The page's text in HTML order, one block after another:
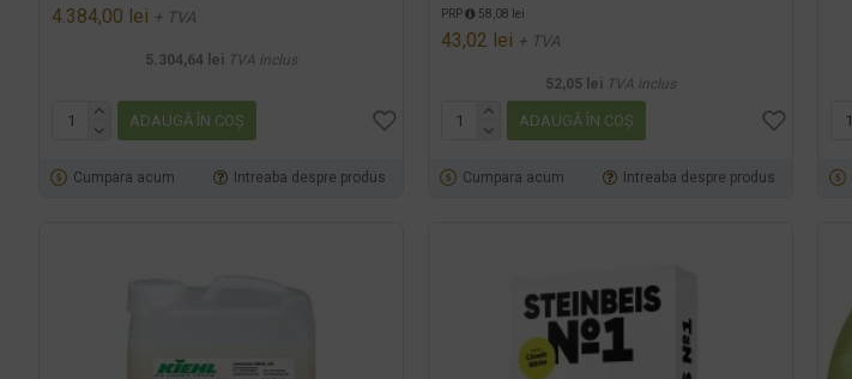
4.384,00 lei + TVA
5.304,64 lei TVA inclus
ADAUGĂ ÎN COŞ
Cumpara acum Intreaba despre produs
PRP 58,08 lei
43,02 lei + TVA
52,05 lei TVA inclus
ADAUGĂ ÎN COŞ
Cumpara acum Intreaba despre produs